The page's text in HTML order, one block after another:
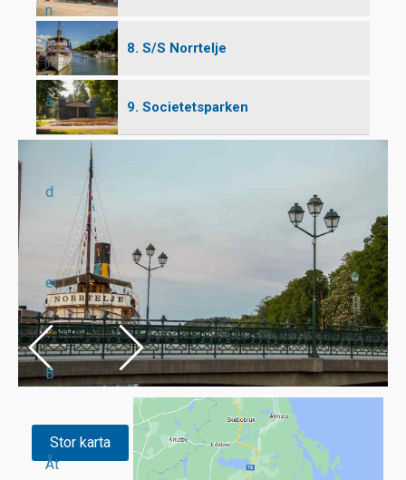
n
a
d
er
B
Åt
8. S/S Norrtelje
9. Societetsparken
Stor karta